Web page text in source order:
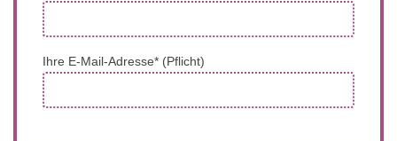
Ihre E-Mail-Adresse* (Pflicht)